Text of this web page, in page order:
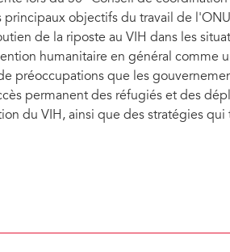
objectifs du travail de
de la riposte au VIH dans les
humanitaire en général comme
préoccupations que les
permanent des réfugiés et des
du VIH, ainsi que des stratégies qui